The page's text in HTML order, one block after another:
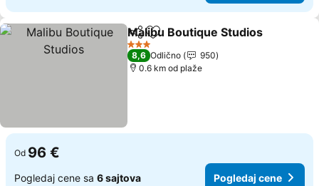
Deli Dodati u favorite
Malibu Boutique Studios
3 Zvezdice
8,6 Odlično
950
0.6 km od plaže
Od 96 €
Pogledaj cene sa 6 sajtova Pogledaj cene